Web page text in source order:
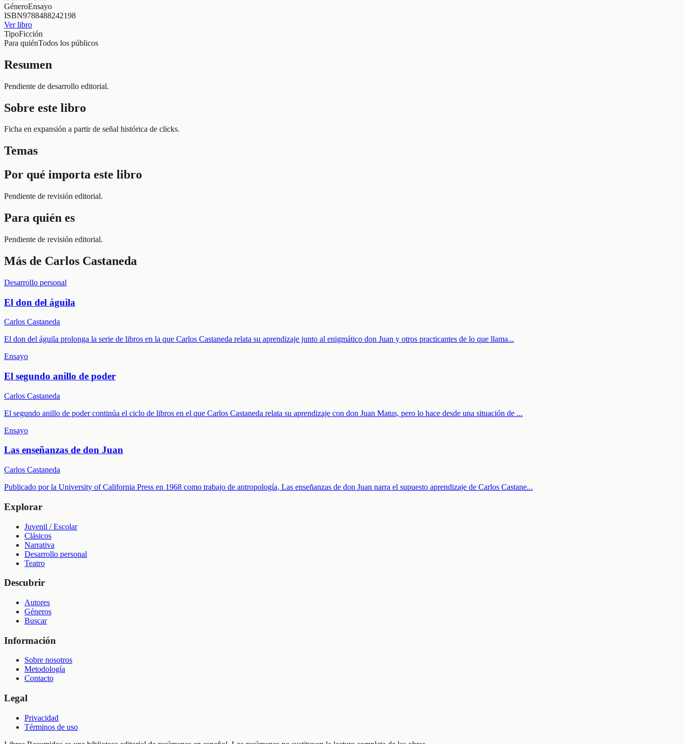
GéneroEnsayo
ISBN9788488242198
Ver libro
TipoFicción
Para quiénTodos los públicos
Resumen
Pendiente de desarrollo editorial.
Sobre este libro
Ficha en expansión a partir de señal histórica de clicks.
Temas
Por qué importa este libro
Pendiente de revisión editorial.
Para quién es
Pendiente de revisión editorial.
Más de Carlos Castaneda
Desarrollo personal
El don del águila
Carlos Castaneda
El don del águila prolonga la serie de libros en la que Carlos Castaneda relata su aprendizaje junto al enigmático don Juan y otros practicantes de lo que llama...
Ensayo
El segundo anillo de poder
Carlos Castaneda
El segundo anillo de poder continúa el ciclo de libros en el que Carlos Castaneda relata su aprendizaje con don Juan Matus, pero lo hace desde una situación de ...
Ensayo
Las enseñanzas de don Juan
Carlos Castaneda
Publicado por la University of California Press en 1968 como trabajo de antropología, Las enseñanzas de don Juan narra el supuesto aprendizaje de Carlos Castane...
Explorar
Juvenil / Escolar
Clásicos
Narrativa
Desarrollo personal
Teatro
Descubrir
Autores
Géneros
Buscar
Información
Sobre nosotros
Metodología
Contacto
Legal
Privacidad
Términos de uso